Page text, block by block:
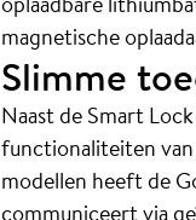
magnetische
Slimme
Naast de Smart
functionaliteiten
modellen heeft de
communiceert via